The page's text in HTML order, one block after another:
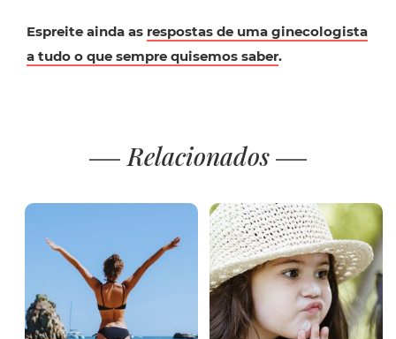
Espreite ainda as respostas de uma ginecologista
a tudo o que sempre quisemos saber.
Relacionados